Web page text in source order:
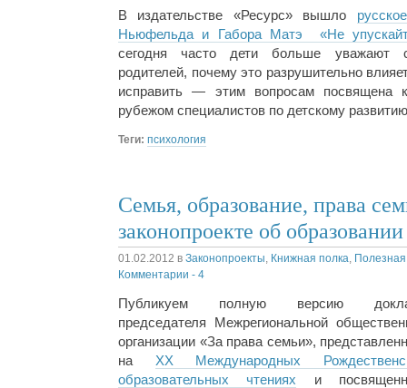
В издательстве «Ресурс» вышло
Ньюфельда и Габора Матэ «Не
сегодня часто дети больше уважают
родителей, почему это разрушительно
исправить — этим вопросам посвящена
рубежом специалистов по детскому
Теги: психология
Семья, образование, права
законопроекте об образовании
01.02.2012 в Законопроекты Книжная полка
Комментарии - 4
Публикуем полную версию
председателя Межрегиональной
организации «За права семьи»,
на XX Международных
образовательных чтениях и